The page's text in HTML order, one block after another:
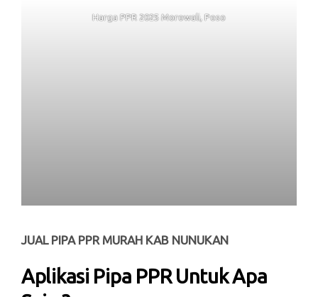
Harga PPR 2025 Morowali, Poso
JUAL PIPA PPR MURAH KAB NUNUKAN
Aplikasi Pipa PPR Untuk Apa